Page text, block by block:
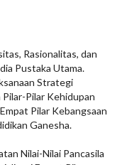
Rasionalitas, dan
Pustaka Utama.
Strategi
Pilar-Pilar Kehidupan
Pilar Kebangsaan
Ganesha.
Nilai-Nilai Pancasila